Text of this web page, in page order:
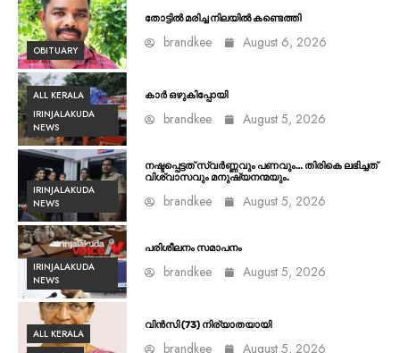
OBITUARY
തോട്ടിൽ മരിച്ച നിലയിൽ കണ്ടെത്തി
brandkee August 6, 2026
ALL KERALA
IRINJALAKUDA
NEWS
കാർ ഒഴുകിപ്പോയി
brandkee August 5, 2026
IRINJALAKUDA
NEWS
നഷ്ടപ്പെട്ടത് സ്വർണ്ണവും പണവും… തിരികെ ലഭിച്ചത്
വിശ്വാസവും മനുഷ്യനന്മയും.
brandkee August 5, 2026
IRINJALAKUDA
NEWS
പരിശീലനം സമാപനം
brandkee August 5, 2026
ALL KERALA
വിൻസി (73) നിര്യാതയായി
brandkee August 5, 2026